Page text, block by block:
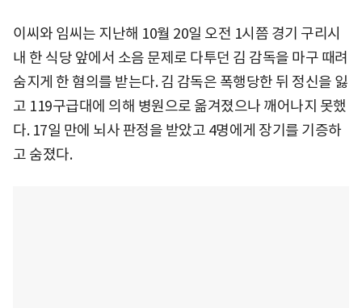
이씨와 임씨는 지난해 10월 20일 오전 1시쯤 경기 구리시
내 한 식당 앞에서 소음 문제로 다투던 김 감독을 마구 때려
숨지게 한 혐의를 받는다. 김 감독은 폭행당한 뒤 정신을 잃
고 119구급대에 의해 병원으로 옮겨졌으나 깨어나지 못했
다. 17일 만에 뇌사 판정을 받았고 4명에게 장기를 기증하
고 숨졌다.